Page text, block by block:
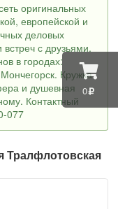
0
оригинальных
европейской и
деловых
с друзьями.
в городах:
Кружка
и душевная
Контактный
077
Тралфлотовская